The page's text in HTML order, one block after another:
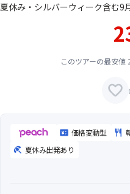
夏休み・シルバーウィーク含む
このツアーの最安値
価格変動型
夏休み出発あり